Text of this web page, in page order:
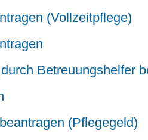
(Vollzeitpflege)
Betreuungshelfer
(Pflegegeld)